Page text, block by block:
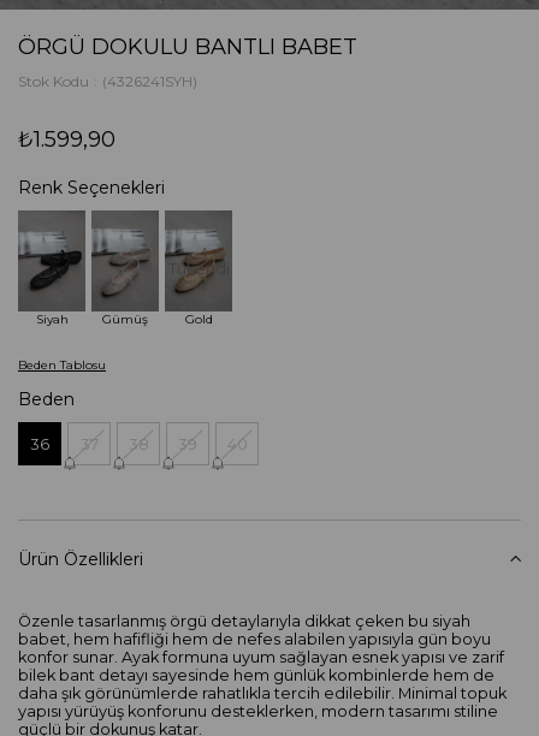
ÖRGÜ DOKULU BANTLI BABET
Stok Kodu (4326241SYH)
₺1.599,90
Renk Seçenekleri
Siyah Gümüş
Tükendi
Gold
Beden Tablosu
Beden
36 37 38 39 40
Ürün Özellikleri
Özenle tasarlanmış örgü detaylarıyla dikkat çeken bu siyah
babet, hem hafifliği hem de nefes alabilen yapısıyla gün boyu
konfor sunar. Ayak formuna uyum sağlayan esnek yapısı ve zarif
bilek bant detayı sayesinde hem günlük kombinlerde hem de
daha şık görünümlerde rahatlıkla tercih edilebilir. Minimal topuk
yapısı yürüyüş konforunu desteklerken, modern tasarımı stiline
güçlü bir dokunuş katar.